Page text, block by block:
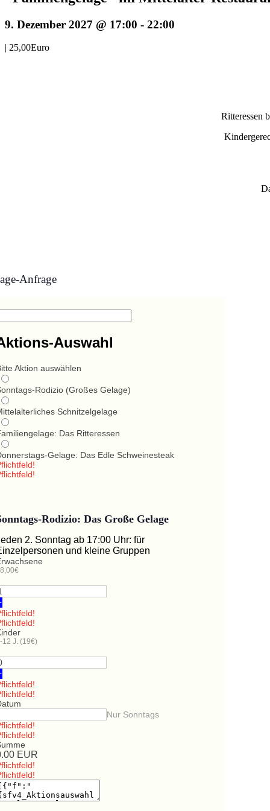
9. Dezember 2027 @ 17:00 - 22:00
| 25,00Euro
Ritteressen
Anfrage
Auswahl
Aktion auswählen
Rodizio (Großes Gelage)
Schnitzelgelage
Das Ritteressen
Gelage: Das Edle Schweinesteak
Rodizio: Das Große Gelage
2. Sonntag ab 17:00 Uhr: für
und kleine Gruppen
12 J. (19€)
Nur Sonntags
EUR